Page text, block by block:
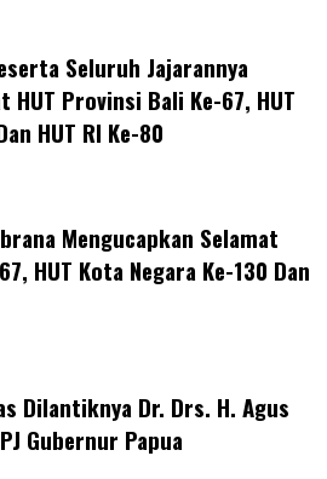
Seluruh Jajarannya
HUT Provinsi Bali Ke-67, HUT
HUT RI Ke-80
Mengucapkan Selamat
HUT Kota Negara Ke-130 Dan
Dilantiknya Dr. Drs. H. Agus
Gubernur Papua